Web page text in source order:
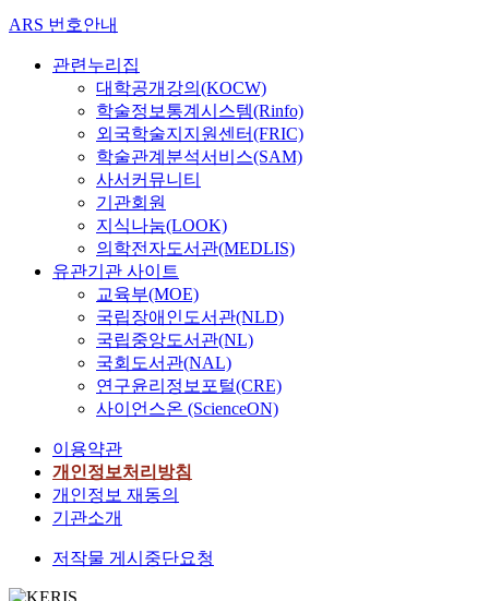
ARS 번호안내
관련누리집
대학공개강의(KOCW)
학술정보통계시스템(Rinfo)
외국학술지지원센터(FRIC)
학술관계분석서비스(SAM)
사서커뮤니티
기관회원
지식나눔(LOOK)
의학전자도서관(MEDLIS)
유관기관 사이트
교육부(MOE)
국립장애인도서관(NLD)
국립중앙도서관(NL)
국회도서관(NAL)
연구윤리정보포털(CRE)
사이언스온 (ScienceON)
이용약관
개인정보처리방침
개인정보 재동의
기관소개
저작물 게시중단요청